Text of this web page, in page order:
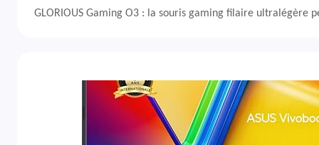
GLORIOUS Gaming O3 : la souris gaming filaire ultralégère